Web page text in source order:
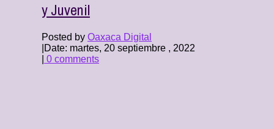
y Juvenil
Posted by Oaxaca Digital
Date: martes, 20 septiembre , 2022
0 comments